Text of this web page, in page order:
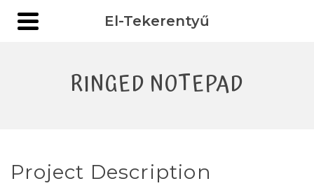
El-Tekerentyű
RINGED NOTEPAD
Project Description